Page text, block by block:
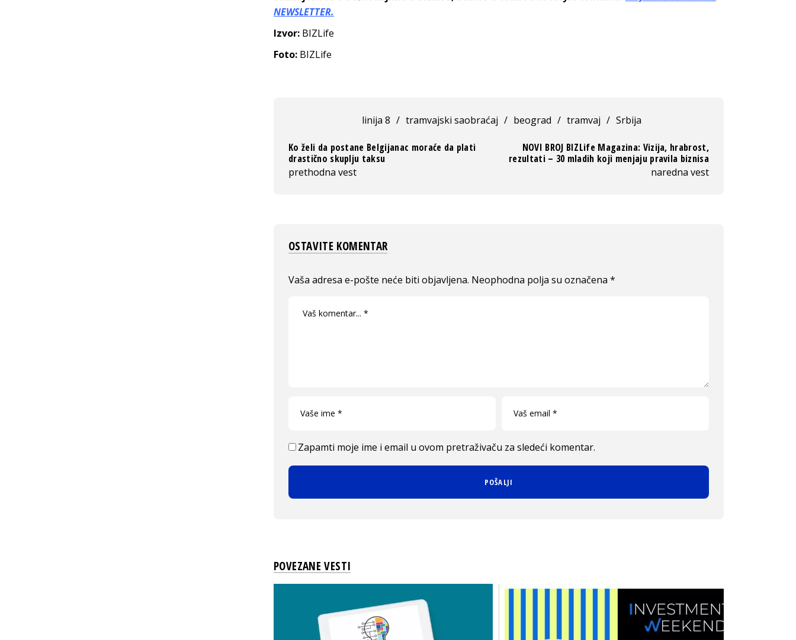
NEWSLETTER.
Izvor: BIZLife
Foto: BIZLife
linija 8 / tramvajski saobraćaj / beograd / tramvaj / Srbija
Ko želi da postane Belgijanac moraće da plati
drastično skuplju taksu
prethodna vest
NOVI BROJ BIZLife Magazina: Vizija, hrabrost,
rezultati – 30 mladih koji menjaju pravila biznisa
naredna vest
OSTAVITE KOMENTAR
Vaša adresa e-pošte neće biti objavljena. Neophodna polja su označena *
Zapamti moje ime i email u ovom pretraživaču za sledeći komentar.
POVEZANE VESTI